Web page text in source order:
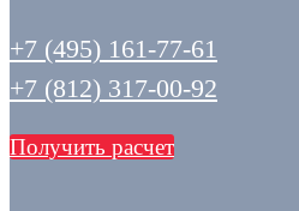
+7 (495) 161-77-61
+7 (812) 317-00-92
Получить расчет